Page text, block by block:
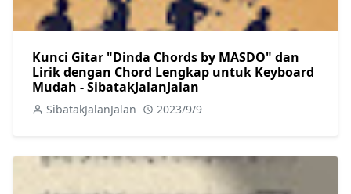
Kunci Gitar "Dinda Chords by MASDO" dan
Lirik dengan Chord Lengkap untuk Keyboard
Mudah - SibatakJalanJalan
SibatakJalanJalan 2023/9/9